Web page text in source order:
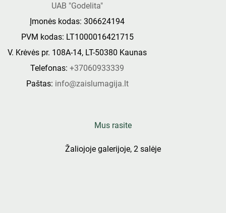
UAB "Godelita"
Įmonės kodas: 306624194
PVM kodas: LT1000016421715
V. Krėvės pr. 108A-14, LT-50380 Kaunas
Telefonas: +37060933339
Paštas: info@zaislumagija.lt
Mus rasite
Žaliojoje galerijoje, 2 salėje